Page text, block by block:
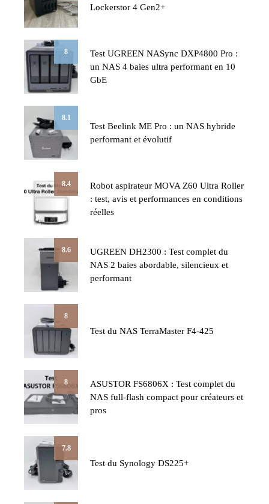
Lockerstor 4 Gen2+
8
Test UGREEN NASync DXP4800 Pro :
un NAS 4 baies ultra performant en 10
GbE
8.1
Test Beelink ME Pro : un NAS hybride
performant et évolutif
8.4
Robot aspirateur MOVA Z60 Ultra Roller
: test, avis et performances en conditions
réelles
8.6
UGREEN DH2300 : Test complet du
NAS 2 baies abordable, silencieux et
performant
8
Test du NAS TerraMaster F4-425
8
ASUSTOR FS6806X : Test complet du
NAS full-flash compact pour créateurs et
pros
7.8
Test du Synology DS225+